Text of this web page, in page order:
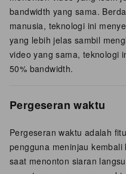
bandwidth yang sama.
manusia, teknologi ini
yang lebih jelas sambil
video yang sama, teknologi
50% bandwidth.
Pergeseran waktu
Pergeseran waktu adalah
pengguna meninjau
saat menonton siaran